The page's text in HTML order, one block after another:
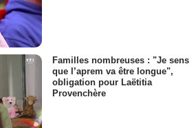
Familles nombreuses : "Je sens
que l’aprem va être longue",
obligation pour Laëtitia
Provenchère